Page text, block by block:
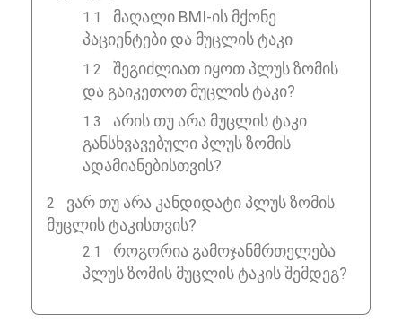
მაღალი BMI-ის მქონე
პაციენტები და მუცლის ტაკი
შეგიძლიათ იყოთ პლუს ზომის
და გაიკეთოთ მუცლის ტაკი?
არის თუ არა მუცლის ტაკი
განსხვავებული პლუს ზომის
ადამიანებისთვის?
ᲕᲐᲠ ᲗᲣ ᲐᲠᲐ ᲙᲐᲜᲓᲘᲓᲐᲢᲘ ᲞᲚᲣᲡ ᲖᲝᲛᲘᲡ
ᲛᲣᲪᲚᲘᲡ ᲢᲐᲙᲘᲡᲗᲕᲘᲡ?
როგორია გამოჯანმრთელება
პლუს ზომის მუცლის ტაკის შემდეგ?